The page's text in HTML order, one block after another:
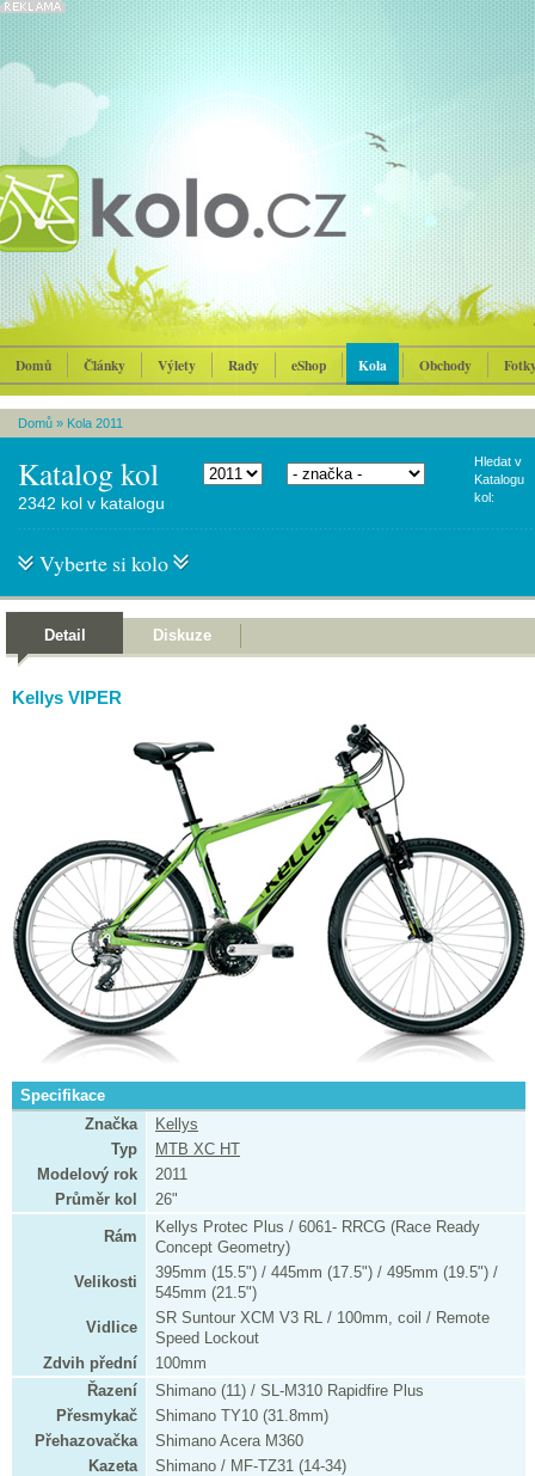
Domů Články Výlety Rady eShop Kola Obchody
Domů » Kola 2011
Katalog kol
Hledat v
Katalogu
kol:
2342 kol v katalogu
Vyberte si kolo
Detail Diskuze
Kellys VIPER
Specifikace
Značka
Kellys
Typ
MTB XC HT
Modelový rok
2011
Průměr kol
26"
Rám
Kellys Protec Plus / 6061- RRCG (Race Ready
Concept Geometry)
Velikosti
395mm (15.5") / 445mm (17.5") / 495mm (19.5") /
545mm (21.5")
Vidlice
SR Suntour XCM V3 RL / 100mm, coil / Remote
Speed Lockout
Zdvih přední
100mm
Řazení
Shimano (11) / SL-M310 Rapidfire Plus
Přesmykač
Shimano TY10 (31.8mm)
Přehazovačka
Shimano Acera M360
Kazeta
Shimano / MF-TZ31 (14-34)